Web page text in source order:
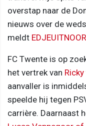
overstap naar de
nieuws over de
meldt
FC Twente is op
het vertrek van
aanvaller is
speelde hij tegen
carrière. Daarnaast